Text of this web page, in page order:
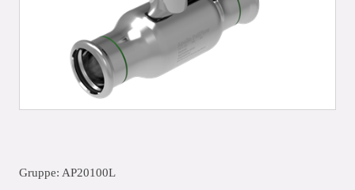
Gruppe: AP20100L